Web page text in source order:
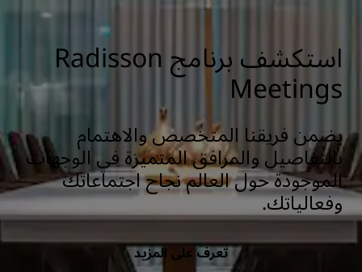
استكشف برنامج Radisson
Meetings
يضمن فريقنا المتخصص والاهتمام
بالتفاصيل والمرافق المتميزة في الوجهات
الموجودة حول العالم نجاح اجتماعاتك
وفعالياتك.
تعرف على المزيد